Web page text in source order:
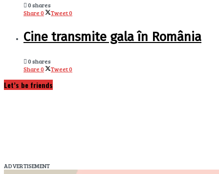
0 shares
Share0 Tweet0
Cine transmite gala în România
0 shares
Share0 Tweet0
Let’s be friends
ADVERTISEMENT